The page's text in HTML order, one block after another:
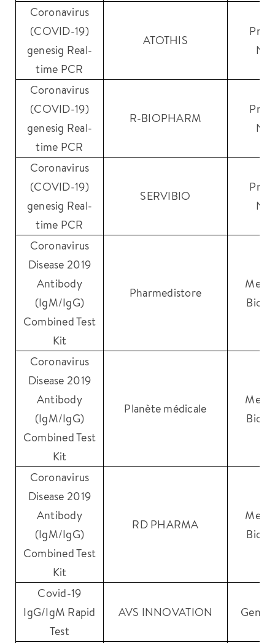
Coronavirus
(COVID-19)
genesig Real-
time PCR
ATOTHIS
Coronavirus
(COVID-19)
genesig Real-
time PCR
R-BIOPHARM
Coronavirus
(COVID-19)
genesig Real-
time PCR
SERVIBIO
Coronavirus
Disease 2019
Antibody
(IgM/IgG)
Combined Test
Kit
Pharmedistore
Coronavirus
Disease 2019
Antibody
(IgM/IgG)
Combined Test
Kit
Planète médicale
Coronavirus
Disease 2019
Antibody
(IgM/IgG)
Combined Test
Kit
RD PHARMA
Covid-19
IgG/IgM Rapid
Test
AVS INNOVATION